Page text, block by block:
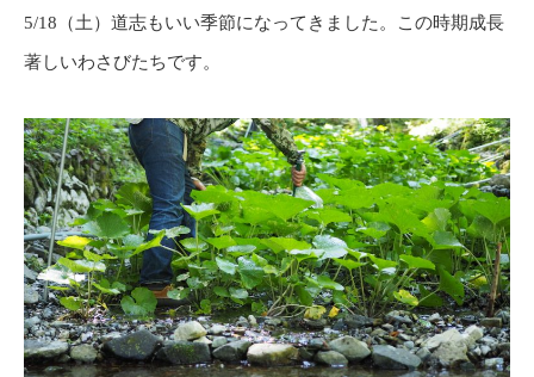
5/18（土）道志もいい季節になってきました。この時期成長
著しいわさびたちです。